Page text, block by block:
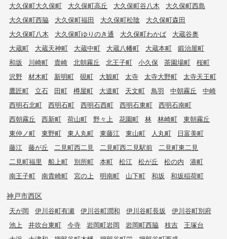
大久保町大久保町
大久保町高丘 大久保町谷八木
大久保町西島
大久保町西脇
大久保町福田 大久保町松陰
大久保町森田
大久保町八木
大久保町ゆりのき通 大久保町わかば
大蔵谷奥
大蔵町
大蔵天神町 大蔵中町 大蔵八幡町 大蔵本町
鍛治屋町
和坂
川崎町 貴崎 北朝霧丘 北王子町 小久保 茶園場町
桜町
沢野
材木町 新明町 硯町 大観町 太寺 太寺大野町
太寺天王町
鷹匠町
立石 田町 樽屋町 大道町 天文町 鳥羽 中朝霧丘
中崎
西明石北町
西明石町 西明石西町 西明石東町
西明石南町
西朝霧丘
西新町 荷山町 野々上 花園町 林 林崎町
東朝霧丘
東仲ノ町
東野町 東人丸町 東藤江 東山町 人丸町
日富美町
藤江
藤が丘 二見町西二見 二見町西二見駅前
二見町東二見
二見町福里
船上町 別所町 本町 松江 松が丘 松の内
港町
南王子町
南貴崎町 宮の上 明南町 山下町 和坂 和坂稲荷町
神戸市西区
天が岡 伊川谷町有瀬 伊川谷町潤和 伊川谷町長坂
伊川谷町別府
池上
井吹台東町 今寺 岩岡町岩岡 岩岡町西脇 枝吉
王塚台